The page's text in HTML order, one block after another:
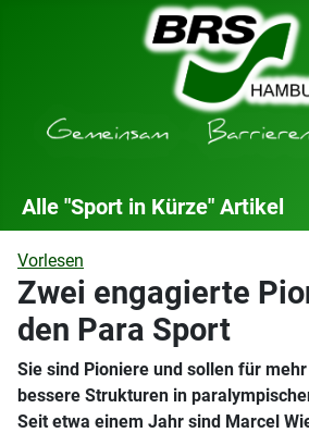
Alle "Sport in Kürze" Artikel
Vorlesen
Zwei engagierte
den Para Sport
Sie sind Pioniere und sollen für
bessere Strukturen in
Seit etwa einem Jahr sind Marcel